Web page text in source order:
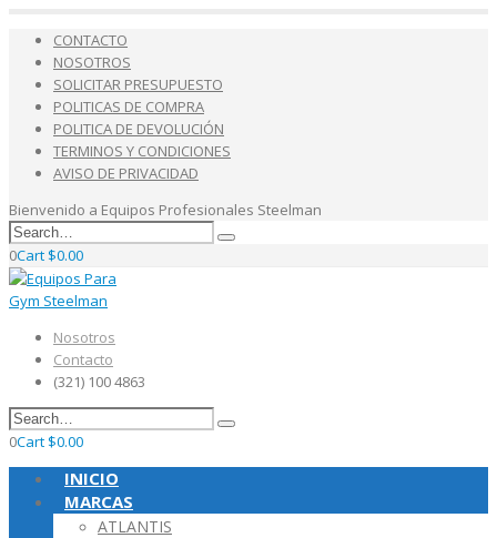
CONTACTO
NOSOTROS
SOLICITAR PRESUPUESTO
POLITICAS DE COMPRA
POLITICA DE DEVOLUCIÓN
TERMINOS Y CONDICIONES
AVISO DE PRIVACIDAD
Bienvenido a Equipos Profesionales Steelman
0Cart $0.00
Nosotros
Contacto
(321) 100 4863
0Cart $0.00
INICIO
MARCAS
ATLANTIS